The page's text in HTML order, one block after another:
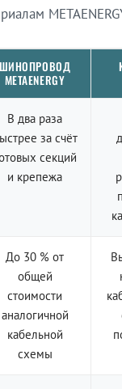
ШИНОПРОВОД
METAENERGY
В два раза
за счёт
секций
и крепежа
До 30 % от
общей
стоимости
аналогичной
кабельной
схемы